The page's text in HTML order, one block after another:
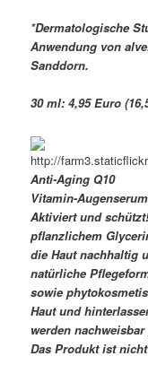
*Dermatologische
Anwendung von
Sanddorn.
30 ml: 4,95 Euro
Anti-Aging Q10
Vitamin-
Aktiviert und
pflanzlichem
die Haut nachhaltig
natürliche
sowie
Haut und
werden
Das Produkt ist